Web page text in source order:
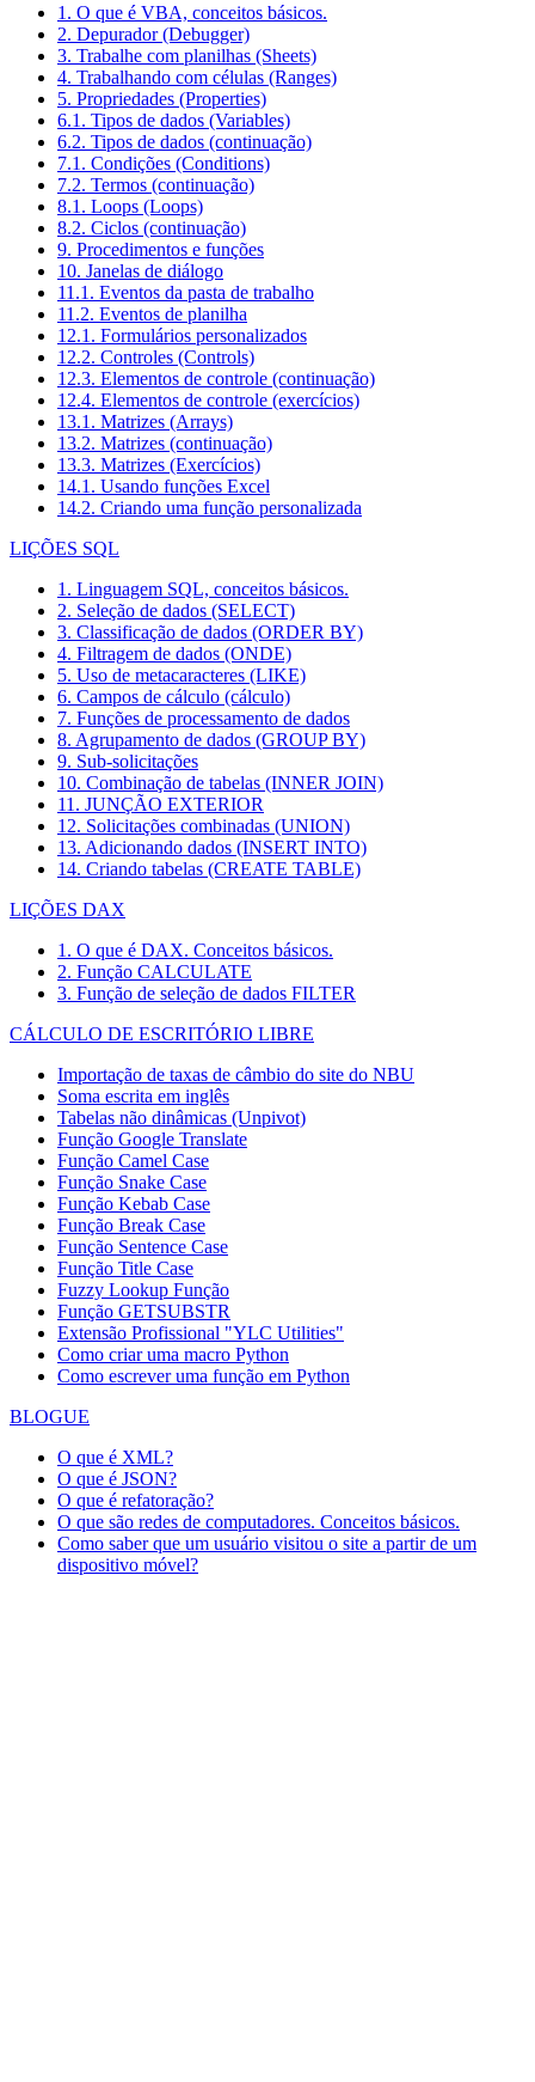
1. O que é VBA, conceitos básicos.
2. Depurador (Debugger)
3. Trabalhe com planilhas (Sheets)
4. Trabalhando com células (Ranges)
5. Propriedades (Properties)
6.1. Tipos de dados (Variables)
6.2. Tipos de dados (continuação)
7.1. Condições (Conditions)
7.2. Termos (continuação)
8.1. Loops (Loops)
8.2. Ciclos (continuação)
9. Procedimentos e funções
10. Janelas de diálogo
11.1. Eventos da pasta de trabalho
11.2. Eventos de planilha
12.1. Formulários personalizados
12.2. Controles (Controls)
12.3. Elementos de controle (continuação)
12.4. Elementos de controle (exercícios)
13.1. Matrizes (Arrays)
13.2. Matrizes (continuação)
13.3. Matrizes (Exercícios)
14.1. Usando funções Excel
14.2. Criando uma função personalizada
LIÇÕES SQL
1. Linguagem SQL, conceitos básicos.
2. Seleção de dados (SELECT)
3. Classificação de dados (ORDER BY)
4. Filtragem de dados (ONDE)
5. Uso de metacaracteres (LIKE)
6. Campos de cálculo (cálculo)
7. Funções de processamento de dados
8. Agrupamento de dados (GROUP BY)
9. Sub-solicitações
10. Combinação de tabelas (INNER JOIN)
11. JUNÇÃO EXTERIOR
12. Solicitações combinadas (UNION)
13. Adicionando dados (INSERT INTO)
14. Criando tabelas (CREATE TABLE)
LIÇÕES DAX
1. O que é DAX. Conceitos básicos.
2. Função CALCULATE
3. Função de seleção de dados FILTER
CÁLCULO DE ESCRITÓRIO LIBRE
Importação de taxas de câmbio do site do NBU
Soma escrita em inglês
Tabelas não dinâmicas (Unpivot)
Função Google Translate
Função Camel Case
Função Snake Case
Função Kebab Case
Função Break Case
Função Sentence Case
Função Title Case
Fuzzy Lookup Função
Função GETSUBSTR
Extensão Profissional "YLC Utilities"
Como criar uma macro Python
Como escrever uma função em Python
BLOGUE
O que é XML?
O que é JSON?
O que é refatoração?
O que são redes de computadores. Conceitos básicos.
Como saber que um usuário visitou o site a partir de um
dispositivo móvel?